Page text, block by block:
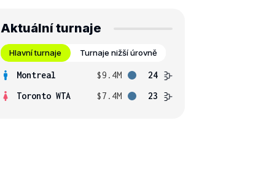
Aktuální turnaje
Hlavní turnaje Turnaje nižší úrovně
Montreal $9.4M
24
Toronto WTA
$7.4M 23